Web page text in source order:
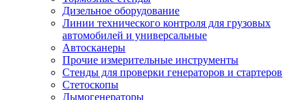
Дизельное оборудование
Линии технического контроля для грузовых
автомобилей и универсальные
Автосканеры
Прочие измерительные инструменты
Стенды для проверки генераторов и стартеров
Стетоскопы
Дымогенераторы